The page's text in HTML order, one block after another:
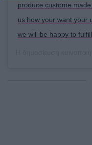
produce custome
us how your want your
we will be happy to